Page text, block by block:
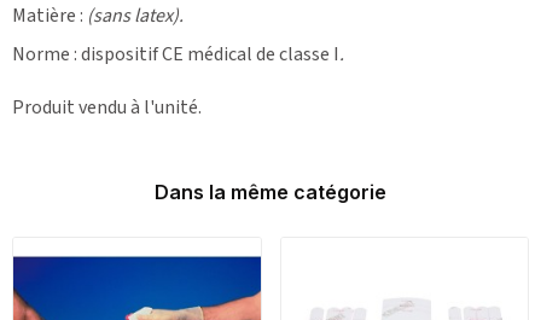
Matière : (sans latex).
Norme : dispositif CE médical de classe I.
Produit vendu à l'unité.
Dans la même catégorie